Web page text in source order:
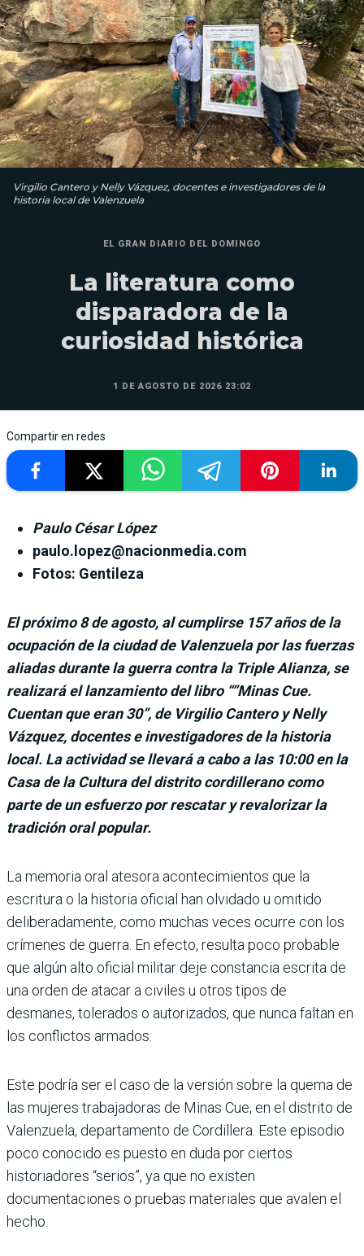
Virgilio Cantero y Nelly Vázquez, docentes e investigadores de la
historia local de Valenzuela
EL GRAN DIARIO DEL DOMINGO
La literatura como
disparadora de la
curiosidad histórica
1 DE AGOSTO DE 2026 23:02
Compartir en redes
Paulo César López
paulo.lopez@nacionmedia.com
Fotos: Gentileza
El próximo 8 de agosto, al cumplirse 157 años de la
ocupación de la ciudad de Valenzuela por las fuerzas
aliadas durante la guerra contra la Triple Alianza, se
realizará el lanzamiento del libro “”Minas Cue.
Cuentan que eran 30”, de Virgilio Cantero y Nelly
Vázquez, docentes e investigadores de la historia
local. La actividad se llevará a cabo a las 10:00 en la
Casa de la Cultura del distrito cordillerano como
parte de un esfuerzo por rescatar y revalorizar la
tradición oral popular.
La memoria oral atesora acontecimientos que la
escritura o la historia oficial han olvidado u omitido
deliberadamente, como muchas veces ocurre con los
crímenes de guerra. En efecto, resulta poco probable
que algún alto oficial militar deje constancia escrita de
una orden de atacar a civiles u otros tipos de
desmanes, tolerados o autorizados, que nunca faltan en
los conflictos armados.
Este podría ser el caso de la versión sobre la quema de
las mujeres trabajadoras de Minas Cue, en el distrito de
Valenzuela, departamento de Cordillera. Este episodio
poco conocido es puesto en duda por ciertos
historiadores “serios”, ya que no existen
documentaciones o pruebas materiales que avalen el
hecho.